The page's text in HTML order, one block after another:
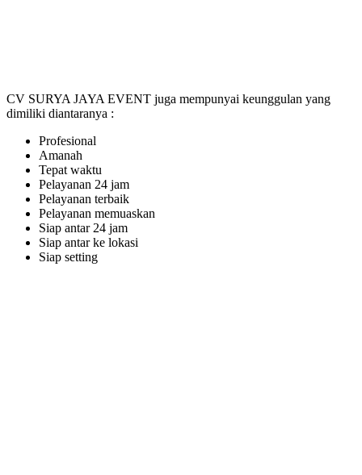
CV SURYA JAYA EVENT juga mempunyai keunggulan yang
dimiliki diantaranya :
Profesional
Amanah
Tepat waktu
Pelayanan 24 jam
Pelayanan terbaik
Pelayanan memuaskan
Siap antar 24 jam
Siap antar ke lokasi
Siap setting